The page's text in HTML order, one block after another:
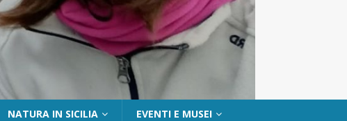
NATURA IN SICILIA EVENTI E MUSEI